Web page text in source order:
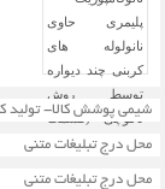
شیمی پوشش کالا- تولید
محل درج تبلیغات متنی
محل درج تبلیغات متنی